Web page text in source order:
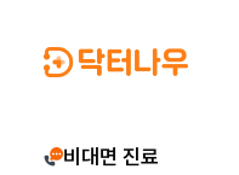
비대면 진료